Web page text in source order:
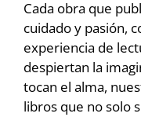
Cada obra que
cuidado y pasión,
experiencia de
despiertan la
tocan el alma,
libros que no solo